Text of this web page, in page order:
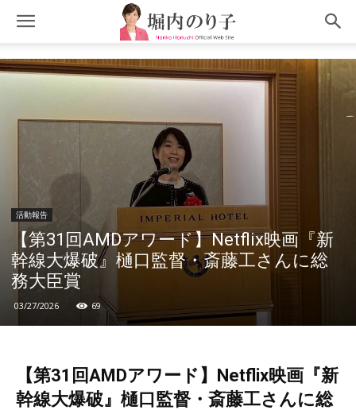
活動報告
【第31回AMDアワード】Netflix映画『新
幹線大爆破』樋口監督・斎藤工さんに総
務大臣賞
03/27/2026 69
【第31回AMDアワード】Netflix映画『新
幹線大爆破』樋口監督・斎藤工さんに総